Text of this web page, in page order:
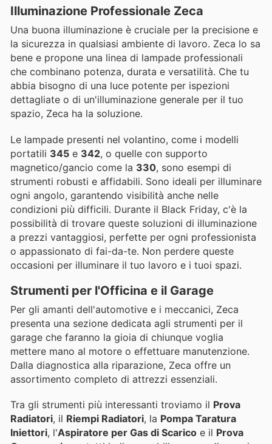
Illuminazione Professionale Zeca
Una buona illuminazione è cruciale per la precisione e
la sicurezza in qualsiasi ambiente di lavoro. Zeca lo sa
bene e propone una linea di lampade professionali
che combinano potenza, durata e versatilità. Che tu
abbia bisogno di una luce potente per ispezioni
dettagliate o di un'illuminazione generale per il tuo
spazio, Zeca ha la soluzione.
Le lampade presenti nel volantino, come i modelli
portatili 345 e 342, o quelle con supporto
magnetico/gancio come la 330, sono esempi di
strumenti robusti e affidabili. Sono ideali per illuminare
ogni angolo, garantendo visibilità anche nelle
condizioni più difficili. Durante il Black Friday, c'è la
possibilità di trovare queste soluzioni di illuminazione
a prezzi vantaggiosi, perfette per ogni professionista
o appassionato di fai-da-te. Non perdere queste
occasioni per illuminare il tuo lavoro e i tuoi spazi.
Strumenti per l'Officina e il Garage
Per gli amanti dell'automotive e i meccanici, Zeca
presenta una sezione dedicata agli strumenti per il
garage che faranno la gioia di chiunque voglia
mettere mano al motore o effettuare manutenzione.
Dalla diagnostica alla riparazione, Zeca offre un
assortimento completo di attrezzi essenziali.
Tra gli strumenti più interessanti troviamo il Prova
Radiatori, il Riempi Radiatori, la Pompa Taratura
Iniettori, l'Aspiratore per Gas di Scarico e il Prova